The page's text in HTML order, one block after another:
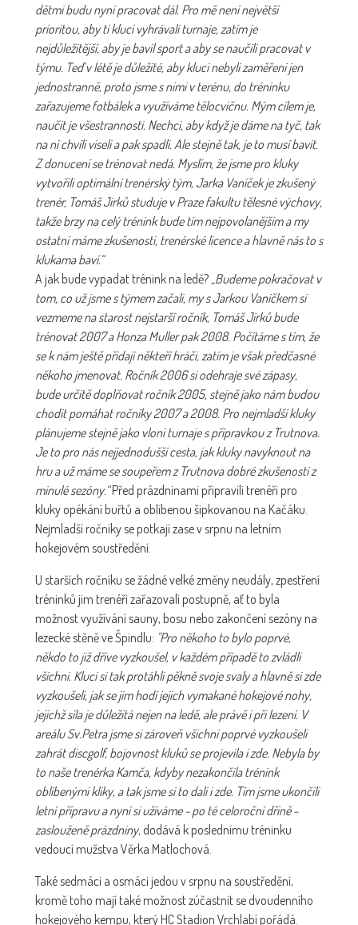
dětmi budu nyní pracovat dál. Pro mě není největší
prioritou, aby ti kluci vyhrávali turnaje, zatím je
nejdůležitější, aby je bavil sport a aby se naučili pracovat v
týmu. Teď v létě je důležité, aby kluci nebyli zaměřeni jen
jednostranně, proto jsme s nimi v terénu, do tréninku
zařazujeme fotbálek a využíváme tělocvičnu. Mým cílem je,
naučit je všestrannosti. Nechci, aby když je dáme na tyč, tak
na ní chvíli viseli a pak spadli. Ale stejně tak, je to musí bavit.
Z donucení se trénovat nedá. Myslím, že jsme pro kluky
vytvořili optimální trenérský tým, Jarka Vaníček je zkušený
trenér, Tomáš Jirků studuje v Praze fakultu tělesné výchovy,
takže brzy na celý trénink bude tím nejpovolanějším a my
ostatní máme zkušenosti, trenérské licence a hlavně nás to s
klukama baví.“
A jak bude vypadat trénink na ledě? „Budeme pokračovat v
tom, co už jsme s týmem začali, my s Jarkou Vaníčkem si
vezmeme na starost nejstarší ročník, Tomáš Jirků bude
trénovat 2007 a Honza Muller pak 2008. Počítáme s tím, že
se k nám ještě přidají někteří hráči, zatím je však předčasné
někoho jmenovat. Ročník 2006 si odehraje své zápasy,
bude určitě doplňovat ročník 2005, stejně jako nám budou
chodit pomáhat ročníky 2007 a 2008. Pro nejmladší kluky
plánujeme stejně jako vloni turnaje s přípravkou z Trutnova.
Je to pro nás nejjednodušší cesta, jak kluky navyknout na
hru a už máme se soupeřem z Trutnova dobré zkušenosti z
minulé sezóny.“Před prázdninami připravili trenéři pro
kluky opékání buřtů a oblíbenou šipkovanou na Kačáku.
Nejmladší ročníky se potkají zase v srpnu na letním
hokejovém soustředění.
U starších ročníku se žádné velké změny neudály, zpestření
tréninků jim trenéři zařazovali postupně, ať to byla
možnost využívání sauny, bosu nebo zakončení sezóny na
lezecké stěně ve Špindlu: "Pro někoho to bylo poprvé,
někdo to již dříve vyzkoušel, v každém případě to zvládli
všichni. Kluci si tak protáhli pěkně svoje svaly a hlavně si zde
vyzkoušeli, jak se jim hodí jejich vymakané hokejové nohy,
jejichž síla je důležitá nejen na ledě, ale právě i při lezení. V
areálu Sv.Petra jsme si zároveň všichni poprvé vyzkoušeli
zahrát discgolf, bojovnost kluků se projevila i zde. Nebyla by
to naše trenérka Kamča, kdyby nezakončila trénink
oblíbenými kliky, a tak jsme si to dali i zde. Tím jsme ukončili
letní přípravu a nyní si užíváme - po té celoroční dřině -
zaslouženě prázdniny, dodává k poslednímu tréninku
vedoucí mužstva Věrka Matlochová.
Také sedmáci a osmáci jedou v srpnu na soustředění,
kromě toho mají také možnost zúčastnit se dvoudenního
hokejového kempu, který HC Stadion Vrchlabí pořádá.